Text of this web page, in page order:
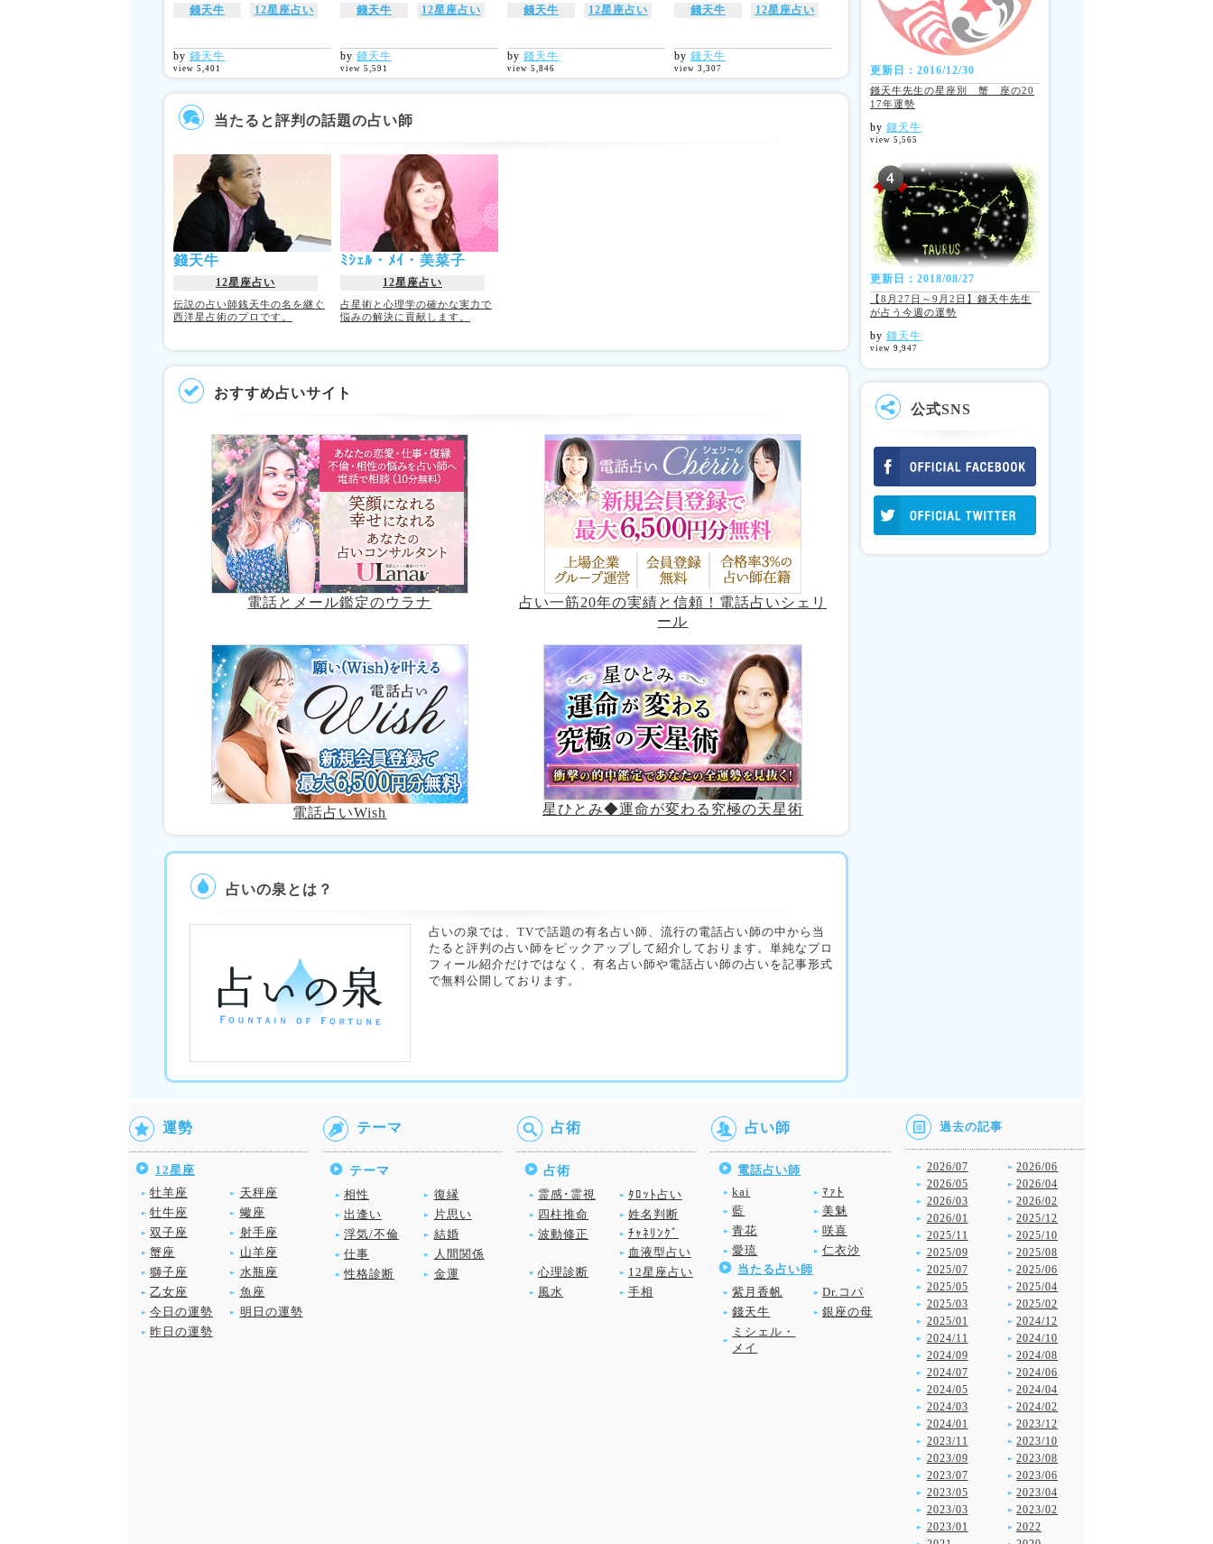
錢天牛 12星座占い
by 錢天牛
view 5,401
錢天牛 12星座占い
by 錢天牛
view 5,591
錢天牛 12星座占い
by 錢天牛
view 5,846
錢天牛 12星座占い
by 錢天牛
view 3,307
当たると評判の話題の占い師
錢天牛
12星座占い
伝説の占い師銭天牛の名を継ぐ
西洋星占術のプロです。
ﾐｼｪﾙ・ﾒｲ・美菜子
12星座占い
占星術と心理学の確かな実力で
悩みの解決に貢献します。
おすすめ占いサイト
電話とメール鑑定のウラナ
占い一筋20年の実績と信頼！電話占いシェリ
ール
電話占いWish 星ひとみ◆運命が変わる究極の天星術
占いの泉とは？
占いの泉では、TVで話題の有名占い師、流行の電話占い師の中から当
たると評判の占い師をピックアップして紹介しております。単純なプロ
フィール紹介だけではなく、有名占い師や電話占い師の占いを記事形式
で無料公開しております。
更新日：2016/12/30
錢天牛先生の星座別 蟹 座の20
17年運勢
by 錢天牛
view 5,565
更新日：2018/08/27
【8月27日～9月2日】錢天牛先生
が占う今週の運勢
by 錢天牛
view 9,947
公式SNS
運勢
12星座
牡羊座
天秤座
牡牛座
蠍座
双子座
射手座
蟹座
山羊座
獅子座
水瓶座
乙女座
魚座
今日の運勢
明日の運勢
昨日の運勢
テーマ
テーマ
相性
復縁
出逢い
片思い
浮気/不倫
結婚
仕事
人間関係
性格診断
金運
占術
占術
霊感･霊視
ﾀﾛｯﾄ占い
四柱推命
姓名判断
波動修正
ﾁｬﾈﾘﾝｸﾞ
血液型占い
心理診断
12星座占い
風水
手相
占い師
電話占い師
kai
ﾏｧﾄ
藍
美魅
青花
咲喜
愛琉
仁衣沙
当たる占い師
紫月香帆
Dr.コパ
錢天牛
銀座の母
ミシェル・
メイ
過去の記事
2026/07
2026/06
2026/05
2026/04
2026/03
2026/02
2026/01
2025/12
2025/11
2025/10
2025/09
2025/08
2025/07
2025/06
2025/05
2025/04
2025/03
2025/02
2025/01
2024/12
2024/11
2024/10
2024/09
2024/08
2024/07
2024/06
2024/05
2024/04
2024/03
2024/02
2024/01
2023/12
2023/11
2023/10
2023/09
2023/08
2023/07
2023/06
2023/05
2023/04
2023/03
2023/02
2023/01
2022